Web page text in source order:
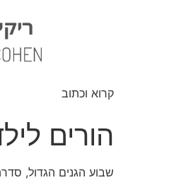
קרוא וכתוב
הורים
שבוע הגנים הגדול,